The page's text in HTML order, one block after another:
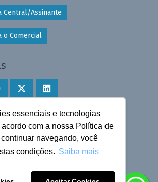
essenciais e tecnologias
com a nossa Política de
navegando, você
condições. Saiba mais
Central/Assinante
o Comercial
aplicativo
Store
reservados © 2025 Cruzeiro do Sul